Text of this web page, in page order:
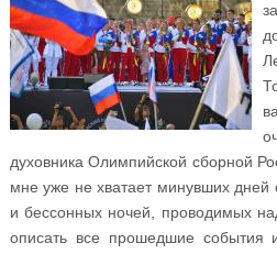
духовника Олимпийской сборной
мне уже не хватает минувших
и бессонных ночей, проводимых
описать все прошедшие события